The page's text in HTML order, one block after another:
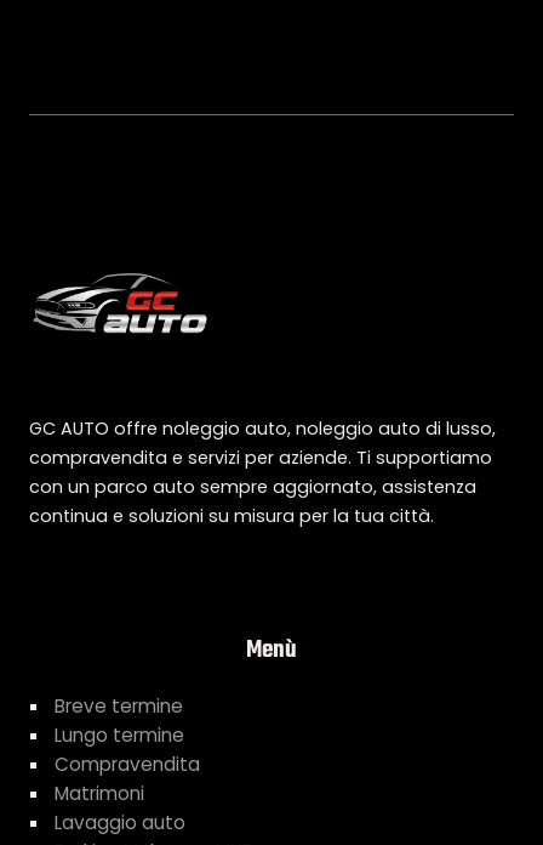
GC AUTO offre noleggio auto, noleggio auto di lusso,
compravendita e servizi per aziende. Ti supportiamo
con un parco auto sempre aggiornato, assistenza
continua e soluzioni su misura per la tua città.
Menù
Breve termine
Lungo termine
Compravendita
Matrimoni
Lavaggio auto